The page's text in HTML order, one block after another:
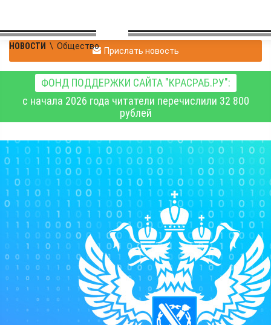
НОВОСТИ \ Общество Прислать новость
ФОНД ПОДДЕРЖКИ САЙТА "КРАСРАБ.РУ":
с начала 2026 года читатели перечислили 32 800
рублей
Принцип «построил –
оформи» действует в
России больше года
Общество
30.05.2026 10:00
384